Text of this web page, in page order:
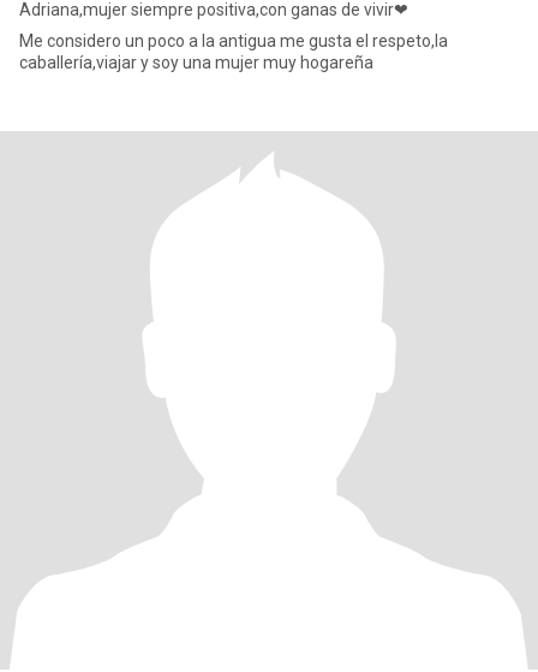
Adriana,mujer siempre positiva,con ganas de vivir❤
Me considero un poco a la antigua me gusta el respeto,la
caballería,viajar y soy una mujer muy hogareña